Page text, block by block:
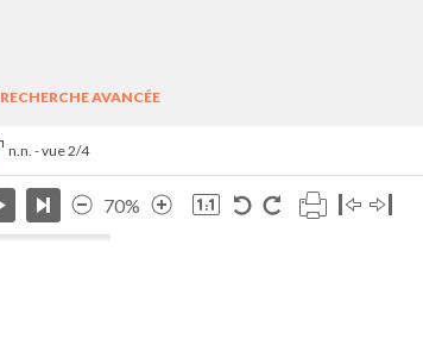
RECHERCHE AVANCÉE
n.n. - vue 2/4
70%